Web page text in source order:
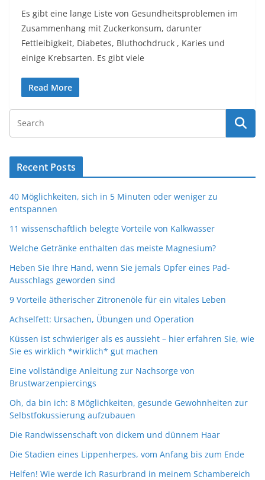
Es gibt eine lange Liste von Gesundheitsproblemen im
Zusammenhang mit Zuckerkonsum, darunter
Fettleibigkeit, Diabetes, Bluthochdruck , Karies und
einige Krebsarten. Es gibt viele
Read More
Recent Posts
40 Möglichkeiten, sich in 5 Minuten oder weniger zu
entspannen
11 wissenschaftlich belegte Vorteile von Kalkwasser
Welche Getränke enthalten das meiste Magnesium?
Heben Sie Ihre Hand, wenn Sie jemals Opfer eines Pad-
Ausschlags geworden sind
9 Vorteile ätherischer Zitronenöle für ein vitales Leben
Achselfett: Ursachen, Übungen und Operation
Küssen ist schwieriger als es aussieht – hier erfahren Sie, wie
Sie es wirklich *wirklich* gut machen
Eine vollständige Anleitung zur Nachsorge von
Brustwarzenpiercings
Oh, da bin ich: 8 Möglichkeiten, gesunde Gewohnheiten zur
Selbstfokussierung aufzubauen
Die Randwissenschaft von dickem und dünnem Haar
Die Stadien eines Lippenherpes, vom Anfang bis zum Ende
Helfen! Wie werde ich Rasurbrand in meinem Schambereich